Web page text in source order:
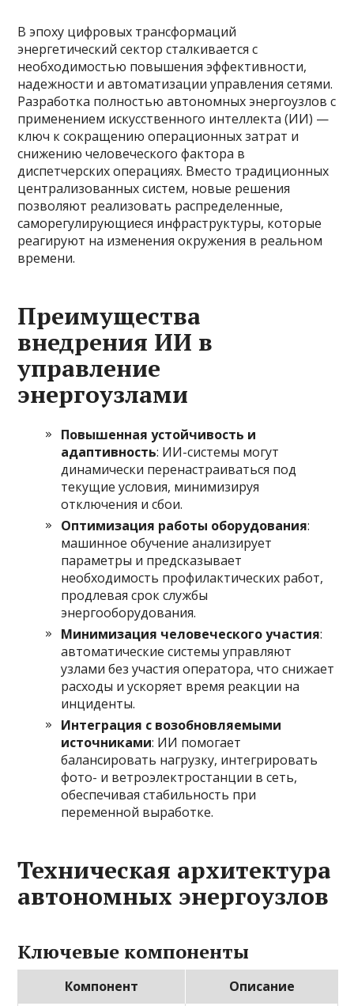
В эпоху цифровых трансформаций
энергетический сектор сталкивается с
необходимостью повышения эффективности,
надежности и автоматизации управления сетями.
Разработка полностью автономных энергоузлов с
применением искусственного интеллекта (ИИ) —
ключ к сокращению операционных затрат и
снижению человеческого фактора в
диспетчерских операциях. Вместо традиционных
централизованных систем, новые решения
позволяют реализовать распределенные,
саморегулирующиеся инфраструктуры, которые
реагируют на изменения окружения в реальном
времени.
Преимущества
внедрения ИИ в
управление
энергоузлами
Повышенная устойчивость и
адаптивность: ИИ-системы могут
динамически перенастраиваться под
текущие условия, минимизируя
отключения и сбои.
Оптимизация работы оборудования:
машинное обучение анализирует
параметры и предсказывает
необходимость профилактических работ,
продлевая срок службы
энергооборудования.
Минимизация человеческого участия:
автоматические системы управляют
узлами без участия оператора, что снижает
расходы и ускоряет время реакции на
инциденты.
Интеграция с возобновляемыми
источниками: ИИ помогает
балансировать нагрузку, интегрировать
фото- и ветроэлектростанции в сеть,
обеспечивая стабильность при
переменной выработке.
Техническая архитектура
автономных энергоузлов
Ключевые компоненты
Компонент
Описание